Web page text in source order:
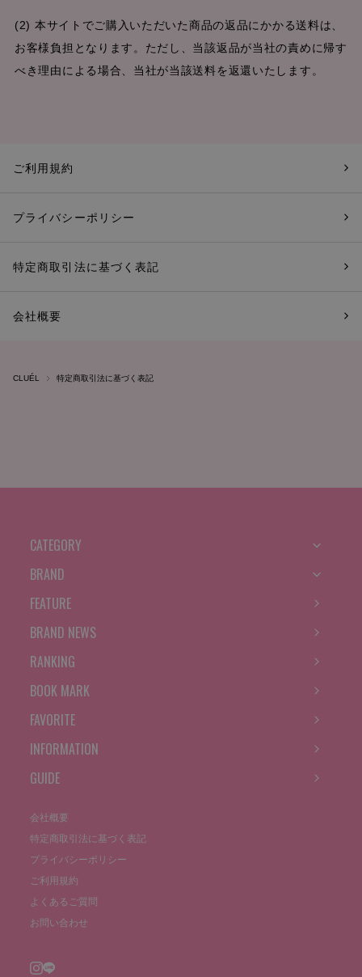
(2) 本サイトでご購入いただいた商品の返品にかかる送料は、
お客様負担となります。ただし、当該返品が当社の責めに帰す
べき理由による場合、当社が当該送料を返還いたします。
ご利用規約
プライバシーポリシー
特定商取引法に基づく表記
会社概要
CLUÉL 特定商取引法に基づく表記
CATEGORY
BRAND
FEATURE
BRAND NEWS
RANKING
BOOK MARK
FAVORITE
INFORMATION
GUIDE
会社概要
特定商取引法に基づく表記
プライバシーポリシー
ご利用規約
よくあるご質問
お問い合わせ